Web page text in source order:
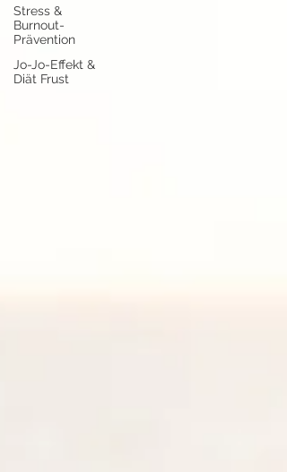
Stress &
Burnout-
Prävention
Jo-Jo-Effekt &
Diät Frust